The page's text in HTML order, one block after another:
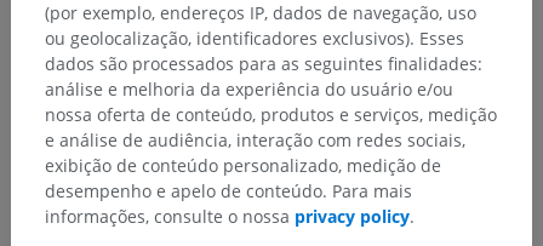
(por exemplo, endereços IP, dados de navegação, uso
ou geolocalização, identificadores exclusivos). Esses
dados são processados para as seguintes finalidades:
análise e melhoria da experiência do usuário e/ou
nossa oferta de conteúdo, produtos e serviços, medição
e análise de audiência, interação com redes sociais,
exibição de conteúdo personalizado, medição de
desempenho e apelo de conteúdo. Para mais
informações, consulte o nossa privacy policy.